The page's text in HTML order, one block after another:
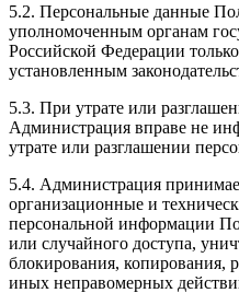
5.2. Персональные данные
уполномоченным органам
Российской Федерации
установленным
5.3. При утрате или
Администрация вправе не
утрате или разглашении
5.4. Администрация
организационные и
персональной информации
или случайного доступа,
блокирования, копирования,
иных неправомерных